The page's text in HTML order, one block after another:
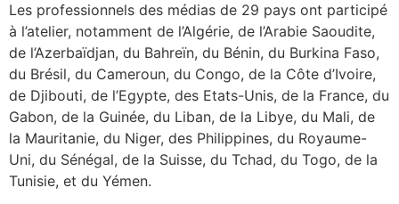
Les professionnels des médias de 29 pays ont participé
à l’atelier, notamment de l’Algérie, de l’Arabie Saoudite,
de l’Azerbaïdjan, du Bahreïn, du Bénin, du Burkina Faso,
du Brésil, du Cameroun, du Congo, de la Côte d’Ivoire,
de Djibouti, de l’Egypte, des Etats-Unis, de la France, du
Gabon, de la Guinée, du Liban, de la Libye, du Mali, de
la Mauritanie, du Niger, des Philippines, du Royaume-
Uni, du Sénégal, de la Suisse, du Tchad, du Togo, de la
Tunisie, et du Yémen.